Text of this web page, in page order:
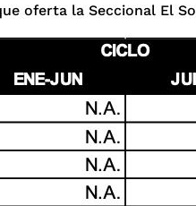
oferta la Seccional El